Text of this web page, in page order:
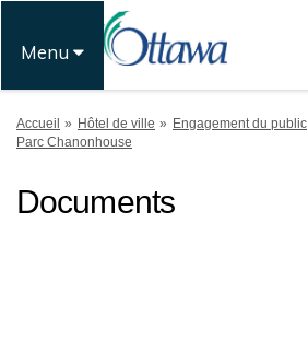
Menu
Vous êtes ici:
Accueil Hôtel de ville Engagement du public
Parc Chanonhouse
Documents